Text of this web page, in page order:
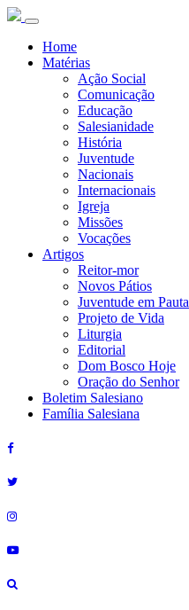
Home
Matérias
Ação Social
Comunicação
Educação
Salesianidade
História
Juventude
Nacionais
Internacionais
Igreja
Missões
Vocações
Artigos
Reitor-mor
Novos Pátios
Juventude em Pauta
Projeto de Vida
Liturgia
Editorial
Dom Bosco Hoje
Oração do Senhor
Boletim Salesiano
Família Salesiana